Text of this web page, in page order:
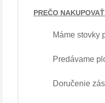
PREČO
Máme stovky
Predávame
Doručenie